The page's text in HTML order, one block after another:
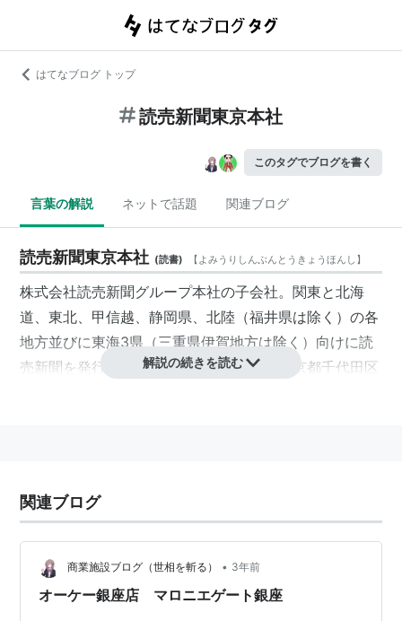
はてなブログ トップ
読売新聞東京本社
このタグでブログを書く
言葉の解説 ネットで話題 関連ブログ
読売新聞東京本社 (読書) 【よみうりしんぶんとうきょうほんし 】
株式会社読売新聞グループ本社の子会社。関東と北海
道、東北、甲信越、静岡県、北陸（福井県は除く）の各
地方並びに東海3県（三重県伊賀地方は除く）向けに読
売新聞を発行する読売新聞の地域本社。東京都千代田区
分割されて誕生した。
2010年から2013年末までの約4年間は大手町の本社ビ
仮社屋としていた。
解説の続きを読む
関連ブログ
商業施設ブログ（世相を斬る） • 3年前
オーケー銀座店 マロニエゲート銀座